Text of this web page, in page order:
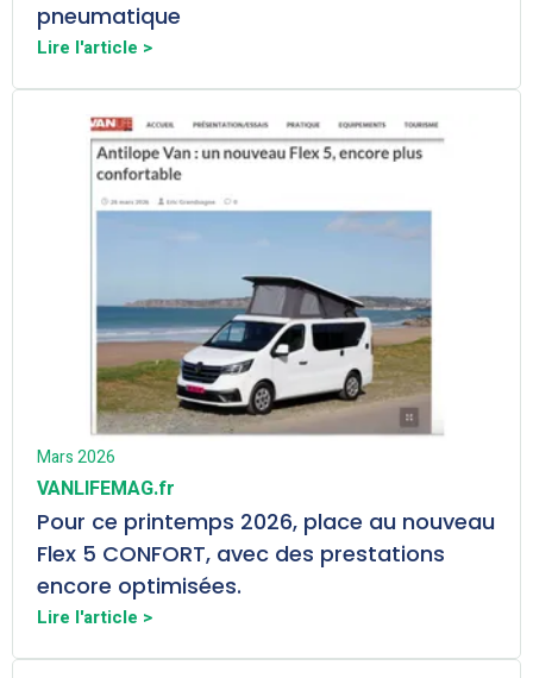
pneumatique
Lire l'article >
Mars 2026
VANLIFEMAG.fr
Pour ce printemps 2026, place au nouveau
Flex 5 CONFORT, avec des prestations
encore optimisées.
Lire l'article >